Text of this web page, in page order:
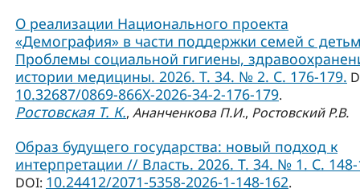
О реализации Национального проекта
«Демография» в части поддержки семей с
Проблемы социальной гигиены,
истории медицины. 2026. Т. 34. № 2. С. 176-179.
10.32687/0869-866X-2026-34-2-176-179.
Ростовская Т. К., Ананченкова П.И., Ростовский Р.В.
Образ будущего государства: новый подход к
интерпретации // Власть. 2026. Т. 34. № 1. С.
DOI: 10.24412/2071-5358-2026-1-148-162.